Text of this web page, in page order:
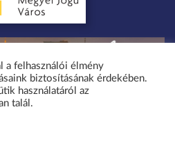
Györgyi Albert Agóra Heller Ödön
by greenteam.hu
a felhasználói élmény
biztosításának érdekében.
használatáról az
talál.